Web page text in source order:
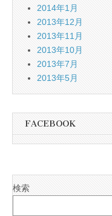
2014年1月
2013年12月
2013年11月
2013年10月
2013年7月
2013年5月
FACEBOOK
検索